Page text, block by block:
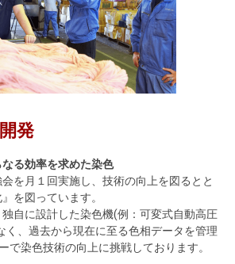
発
る効率を求めた染色
を月１回実施し、技術の向上を図るとと
を図っています。
自に設計した染色機(例：可変式自動高圧
く、過去から現在に至る色相データを管理
で染色技術の向上に挑戦しております。